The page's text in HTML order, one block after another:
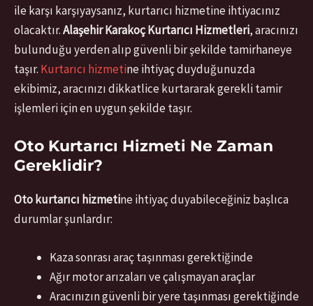
ile karşı karşıyaysanız, kurtarıcı hizmetine ihtiyacınız
olacaktır.Alaşehir Karakoç Kurtarıcı Hizmetleri, aracınızı
bulunduğu yerden alıp güvenli bir şekilde tamirhaneye
taşır. Kurtarıcı hizmetine ihtiyaç duyduğunuzda
ekibimiz, aracınızı dikkatlice kurtararak gerekli tamir
işlemleri için en uygun şekilde taşır.
Oto Kurtarıcı Hizmeti Ne Zaman
Gereklidir?
Oto kurtarıcı hizmetine ihtiyaç duyabileceğiniz başlıca
durumlar şunlardır:
Kaza sonrası araç taşınması gerektiğinde
Ağır motor arızaları ve çalışmayan araçlar
Aracınızın güvenli bir yere taşınması gerektiğinde